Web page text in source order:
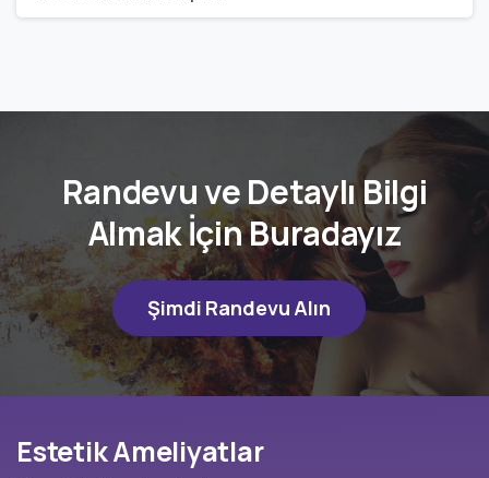
Randevu ve Detaylı Bilgi
Almak İçin Buradayız
Şimdi Randevu Alın
EstetikAmeliyatlar